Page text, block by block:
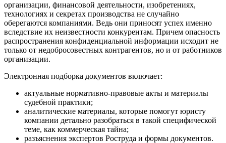
организации, финансовой деятельности, изобретениях,
технологиях и секретах производства не случайно
оберегаются компаниями. Ведь они приносят успех именно
вследствие их неизвестности конкурентам. Причем опасность
распространения конфиденциальной информации исходит не
только от недобросовестных контрагентов, но и от работников
организации.
Электронная подборка документов включает:
актуальные нормативно-правовые акты и материалы
судебной практики;
аналитические материалы, которые помогут юристу
компании детально разобраться в такой специфической
теме, как коммерческая тайна;
разъяснения экспертов Роструда и формы документов.